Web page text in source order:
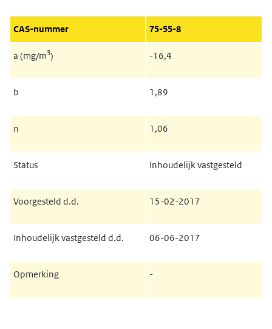
CAS-nummer 75-55-8
a (mg/m3) -16,4
b 1,89
n 1,06
Status Inhoudelijk vastgesteld
Voorgesteld d.d. 15-02-2017
Inhoudelijk vastgesteld d.d. 06-06-2017
Opmerking -